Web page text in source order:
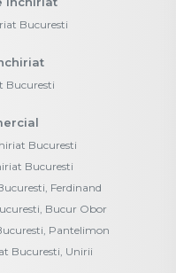
Bucuresti
Bucuresti
Bucuresti
Bucuresti
Ferdinand
Bucur Obor
Pantelimon
Bucuresti, Unirii